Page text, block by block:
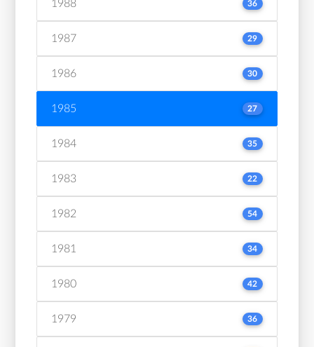
1988 36
1987 29
1986 30
1985 27
1984 35
1983 22
1982 54
1981 34
1980 42
1979 36